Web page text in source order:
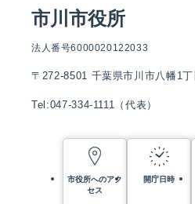
市川市役所
法人番号6000020122033
〒272-8501 千葉県市川市八幡1
Tel:047-334-1111（代表）
市役所へのアク
セス
開庁日時